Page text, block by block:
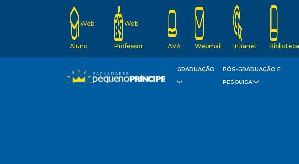
Web
Aluno
Web
Professor AVA Webmail Intranet Biblioteca
GRADUAÇÃO
PÓS-GRADUAÇÃO E
PESQUISA